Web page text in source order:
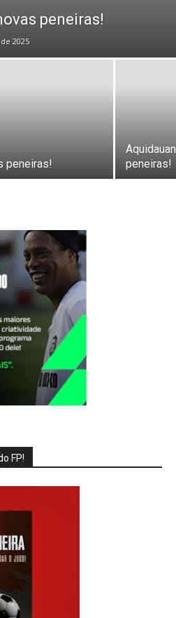
peneiras!
2025
peneiras!
peneiras!
FP!